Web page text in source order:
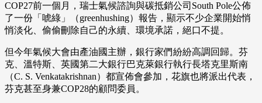
COP27前一個月，瑞士氣候諮詢與碳抵銷公司South Pole公佈
了一份「唬綠」（greenhushing）報告，顯示不少企業開始悄
悄淡化、偷偷刪除自己的永續、環境承諾，絕口不提。
但今年氣候大會由產油國主辦，銀行家們紛紛高調回歸。芬
克、溫特斯、英國第二大銀行巴克萊銀行執行長塔克里斯南
（C. S. Venkatakrishnan）都宣佈會參加，花旗也將派出代表，
芬克甚至身兼COP28的顧問委員。